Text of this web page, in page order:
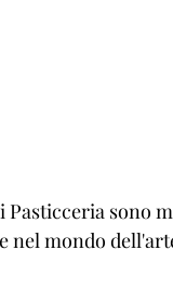
Pasticceria sono
nel mondo